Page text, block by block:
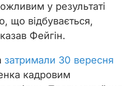
у результаті
що відбувається,
Фейгін.
затримали 30 вересня
кадровим